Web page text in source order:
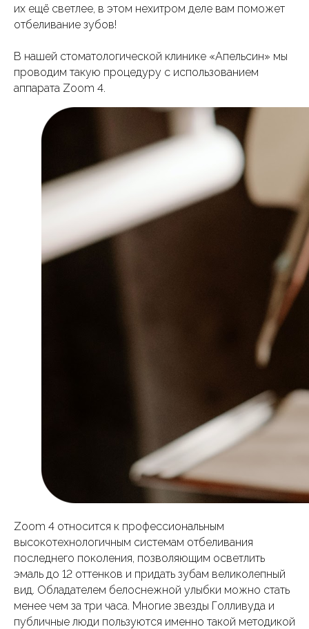
их ещё светлее, в этом нехитром деле вам поможет
отбеливание зубов!
В нашей стоматологической клинике «Апельсин» мы
проводим такую процедуру с использованием
аппарата Zoom 4.
Zoom 4 относится к профессиональным
высокотехнологичным системам отбеливания
последнего поколения, позволяющим осветлить
эмаль до 12 оттенков и придать зубам великолепный
вид. Обладателем белоснежной улыбки можно стать
менее чем за три часа. Многие звезды Голливуда и
публичные люди пользуются именно такой методикой